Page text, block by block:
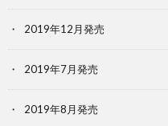
2019年12月発売
2019年7月発売
2019年8月発売